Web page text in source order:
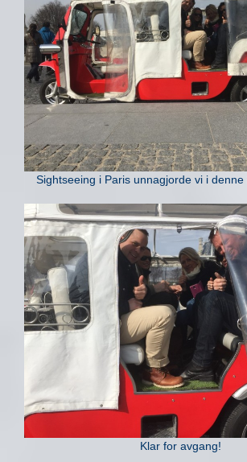
Sightseeing i Paris unnagjorde vi i
Klar for avgang!